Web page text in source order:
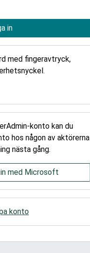
in
med fingeravtryck,
konto kan du
hos någon av aktörerna
nästa gång.
med Microsoft
konto